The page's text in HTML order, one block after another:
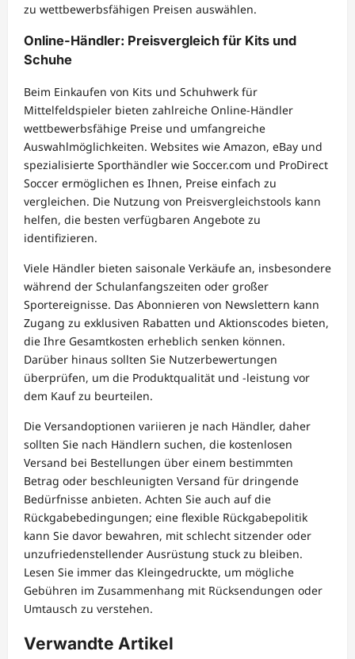
zu wettbewerbsfähigen Preisen auswählen.
Online-Händler: Preisvergleich für Kits und
Schuhe
Beim Einkaufen von Kits und Schuhwerk für
Mittelfeldspieler bieten zahlreiche Online-Händler
wettbewerbsfähige Preise und umfangreiche
Auswahlmöglichkeiten. Websites wie Amazon, eBay und
spezialisierte Sporthändler wie Soccer.com und ProDirect
Soccer ermöglichen es Ihnen, Preise einfach zu
vergleichen. Die Nutzung von Preisvergleichstools kann
helfen, die besten verfügbaren Angebote zu
identifizieren.
Viele Händler bieten saisonale Verkäufe an, insbesondere
während der Schulanfangszeiten oder großer
Sportereignisse. Das Abonnieren von Newslettern kann
Zugang zu exklusiven Rabatten und Aktionscodes bieten,
die Ihre Gesamtkosten erheblich senken können.
Darüber hinaus sollten Sie Nutzerbewertungen
überprüfen, um die Produktqualität und -leistung vor
dem Kauf zu beurteilen.
Die Versandoptionen variieren je nach Händler, daher
sollten Sie nach Händlern suchen, die kostenlosen
Versand bei Bestellungen über einem bestimmten
Betrag oder beschleunigten Versand für dringende
Bedürfnisse anbieten. Achten Sie auch auf die
Rückgabebedingungen; eine flexible Rückgabepolitik
kann Sie davor bewahren, mit schlecht sitzender oder
unzufriedenstellender Ausrüstung stuck zu bleiben.
Lesen Sie immer das Kleingedruckte, um mögliche
Gebühren im Zusammenhang mit Rücksendungen oder
Umtausch zu verstehen.
Verwandte Artikel